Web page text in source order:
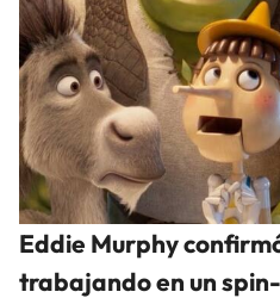
Eddie Murphy
trabajando en un